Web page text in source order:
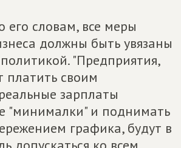
его словам, все меры
должны быть увязаны
"Предприятия,
платить своим
зарплаты
"минималки" и поднимать
графика, будут в